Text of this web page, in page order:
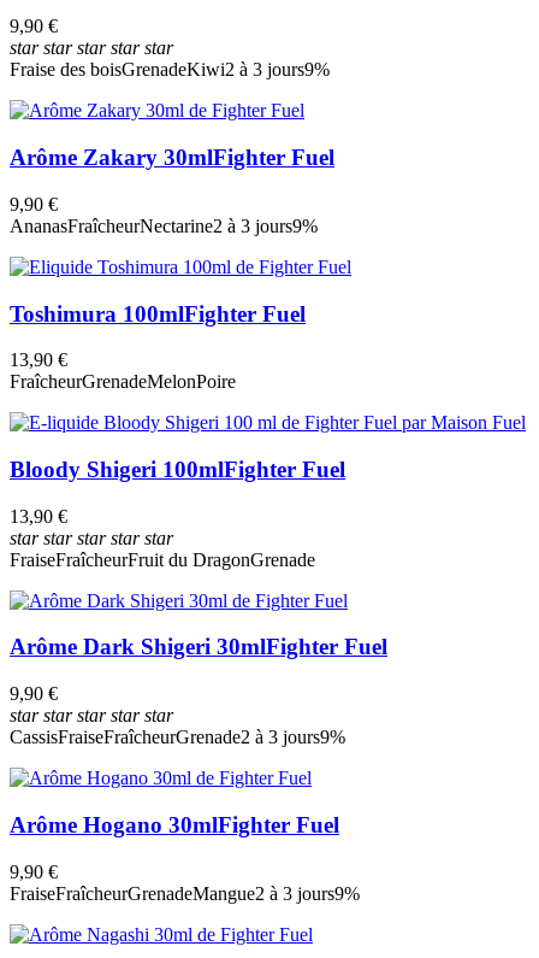
9,90 €
starstarstarstarstar
Fraise des boisGrenadeKiwi2 à 3 jours9%
Arôme Zakary 30mlFighter Fuel
9,90 €
AnanasFraîcheurNectarine2 à 3 jours9%
Toshimura 100mlFighter Fuel
13,90 €
FraîcheurGrenadeMelonPoire
Bloody Shigeri 100mlFighter Fuel
13,90 €
starstarstarstarstar
FraiseFraîcheurFruit du DragonGrenade
Arôme Dark Shigeri 30mlFighter Fuel
9,90 €
starstarstarstarstar
CassisFraiseFraîcheurGrenade2 à 3 jours9%
Arôme Hogano 30mlFighter Fuel
9,90 €
FraiseFraîcheurGrenadeMangue2 à 3 jours9%